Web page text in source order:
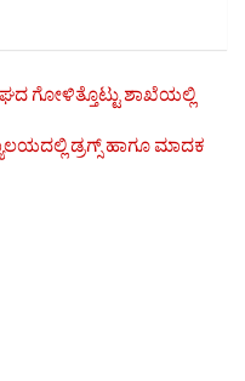
ಗೋಳಿತ್ತೊಟ್ಟು ಶಾಖೆಯಲ್ಲಿ
ಡ್ರಗ್ಸ್ ಹಾಗೂ ಮಾದಕ